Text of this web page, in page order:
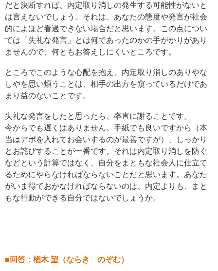
だと決断すれば、内定取り消しの発生する可能性がないと
は言えないでしょう。それは、あなたの態度や発言が社会
的によほど看過できない場合だと思います。この点につい
ては「失礼な発言」とは何であったのかの手がかりがあり
ませんので、何ともお答えしにくいところです。
ところでこのような心配を抱え、内定取り消しのありやな
しやを思い煩うことは、相手の出方を窺っているだけであ
まり益のないことです。
失礼な発言をしたと思ったら、率直に謝ることです。
今からでも遅くはありません。手紙でも良いですから（本
当はアポを入れてお会いするのが最善ですが）、しっかり
とお詫びすることが一番です。それは内定取り消しを防ぐ
などという計算ではなく、自分をまともな社会人に仕立て
るためにやらなければならないことだと思います。あなた
がいま得ておかなければならないのは、内定よりも、まと
もな行動ができる自分ではないでしょうか。
■回答：楢木 望（ならき のぞむ）